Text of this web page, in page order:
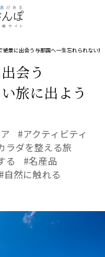
絶景に出会う与那国へ一生忘れられない
会う
旅に出よう
アクティビティ
ラダを整える旅
る
名産品
自然に触れる